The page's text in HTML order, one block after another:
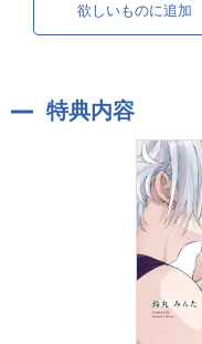
欲しいものに追加
特典内容